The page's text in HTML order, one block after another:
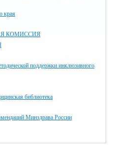
края
КОМИССИЯ
поддержки инклюзивного
библиотека
Минздрава России